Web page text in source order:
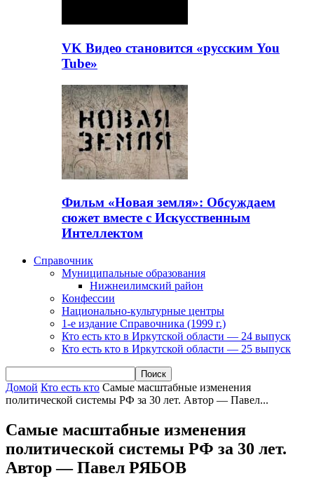
VK Видео становится «русским You
Tube»
Фильм «Новая земля»: Обсуждаем
сюжет вместе с Искусственным
Интеллектом
Справочник
Муниципальные образования
Нижнеилимский район
Конфессии
Национально-культурные центры
1-е издание Справочника (1999 г.)
Кто есть кто в Иркутской области — 24 выпуск
Кто есть кто в Иркутской области — 25 выпуск
Домой Кто есть кто Самые масштабные изменения
политической системы РФ за 30 лет. Автор — Павел...
Самые масштабные изменения
политической системы РФ за 30 лет.
Автор — Павел РЯБОВ